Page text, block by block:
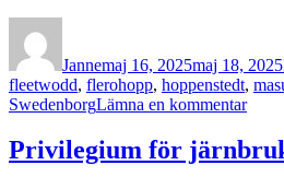
Jannemaj 16, 2025maj 18, 2025
fleetwodd, flerohopp, hoppenstedt,
SwedenborgLämna en kommentartill
Privilegium för